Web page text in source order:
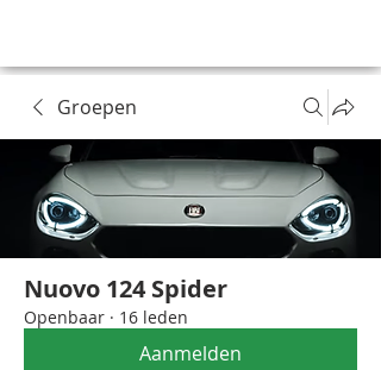
Groepen
Nuovo 124 Spider
Openbaar · 16 leden
Aanmelden